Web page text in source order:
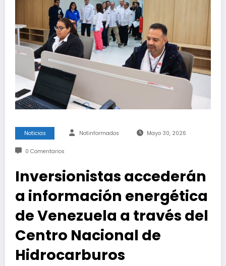
Noticias Notinformados Mayo 30, 2026
0 Comentarios
Inversionistas accederán
a información energética
de Venezuela a través del
Centro Nacional de
Hidrocarburos